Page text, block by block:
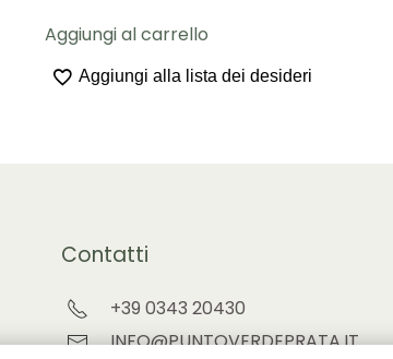
Aggiungi al carrello
Aggiungi alla lista dei desideri
Contatti
+39 0343 20430
INFO@PUNTOVERDEPRATA.IT